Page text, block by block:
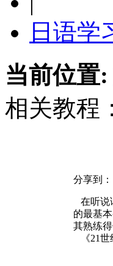
日语学
当前位置:
相关教程
分享到：
在听说
的最基
其熟练
《21世